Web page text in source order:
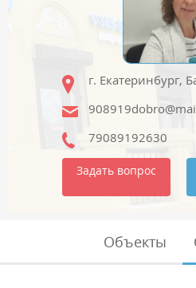
г. Екатеринбург,
79089192630
Задать вопрос
Объекты